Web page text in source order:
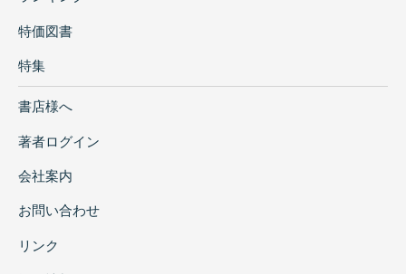
特価図書
特集
書店様へ
著者ログイン
会社案内
お問い合わせ
リンク